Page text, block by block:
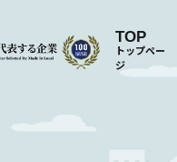
TOP
トップペー
ジ